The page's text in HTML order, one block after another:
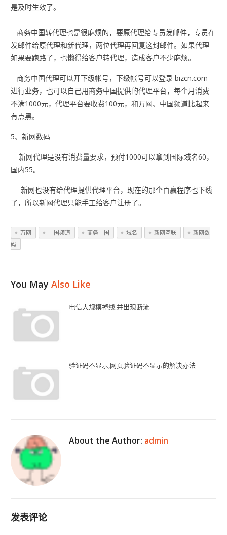
是及时生效了。
商务中国转代理也是很麻烦的，要原代理给专员发邮件，专员在
发邮件给原代理和新代理，两位代理再回复这封邮件。如果代理
如果要跑路了，也懒得给客户转代理，造成客户不少麻烦。
商务中国代理可以开下级帐号，下级帐号可以登录 bizcn.com
进行业务，也可以自己用商务中国提供的代理平台，每个月消费
不满1000元，代理平台要收费100元，和万网、中国频道比起来
有点黑。
5、新网数码
新网代理是没有消费量要求，预付1000可以拿到国际域名60，
国内55。
新网也没有给代理提供代理平台，现在的那个百赢程序也下线
了，所以新网代理只能手工给客户注册了。
万网 中国频道 商务中国 域名 新网互联
新网数
码
You MayAlso Like
电信大规模掉线,并出现断流.
验证码不显示,网页验证码不显示的解决办法
About the Author: admin
发表评论